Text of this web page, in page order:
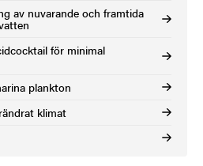
av nuvarande och framtida
för minimal
plankton
klimat